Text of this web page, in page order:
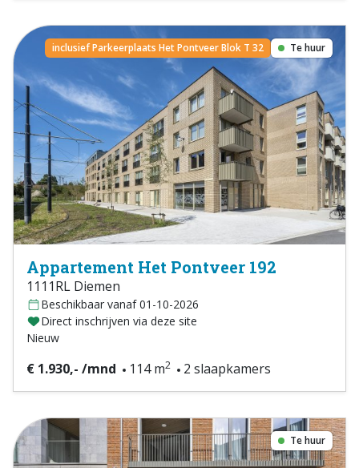
inclusief Parkeerplaats Het Pontveer Blok T 32 Te huur
Appartement Het Pontveer 192
1111RL Diemen
Beschikbaar vanaf 01-10-2026
Direct inschrijven via deze site
Nieuw
€ 1.930,- /mnd 114 m2 2 slaapkamers
Te huur